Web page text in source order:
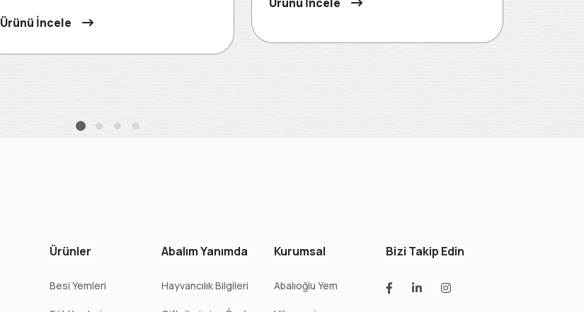
Ürünü İncele
Ürünler
Besi Yemleri
Abalım Yanımda
Hayvancılık Bilgileri
Kurumsal
Abalıoğlu Yem
Bizi Takip Edin